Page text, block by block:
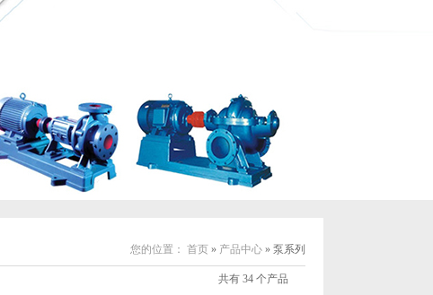
您的位置： 首页 » 产品中心 » 泵系列
共有 34 个产品